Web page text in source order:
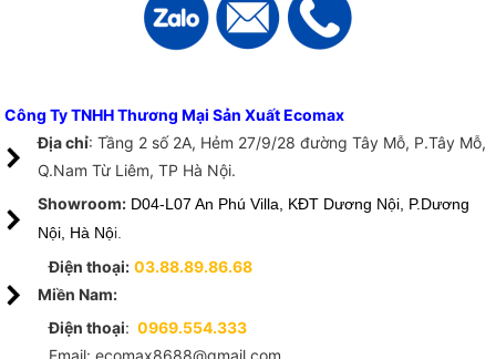
Công Ty TNHH Thương Mại Sản Xuất Ecomax
Địa chỉ: Tầng 2 số 2A, Hẻm 27/9/28 đường Tây Mỗ, P.Tây Mỗ,
Q.Nam Từ Liêm, TP Hà Nội.
Showroom: D04-L07 An Phú Villa, KĐT Dương Nội, P.Dương
Nội, Hà Nội.
Điện thoại: 03.88.89.86.68
Miền Nam:
Điện thoại: 0969.554.333
Email: ecomax8688@gmail.com